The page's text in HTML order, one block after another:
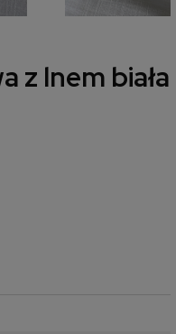
z lnem biała
kosztów płatności